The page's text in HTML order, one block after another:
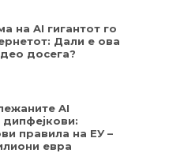
на AI гигантот го
Дали е ова
досега?
AI
правила на ЕУ –
евра